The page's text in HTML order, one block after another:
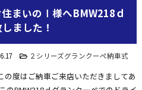
まいのⅠ様へBMW218ｄ
ました！
２シリーズグランクーペ納車式
度はご納車ご来店いただきましてあ